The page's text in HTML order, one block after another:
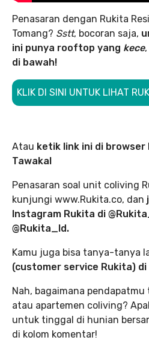
Penasaran dengan Rukita
Tomang? Sstt, bocoran saja,
ini punya rooftop yang kece
di bawah!
KLIK DI SINI UNTUK LIHAT
Atau ketik link ini di
Tawakal
Penasaran soal unit coliving
kunjungi www.Rukita.co, dan
Instagram Rukita di
@Rukita_Id.
Kamu juga bisa tanya-tanya
(customer service Rukita)
Nah, bagaimana
atau apartemen coliving?
untuk tinggal di hunian
di kolom komentar!